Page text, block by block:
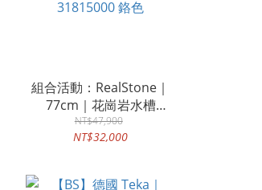
組合活動：RealStone｜
77cm｜花崗岩水槽
K1366010-119 +
Hansgrohe 伸縮花灑龍頭
NT$47,900
NT$32,000